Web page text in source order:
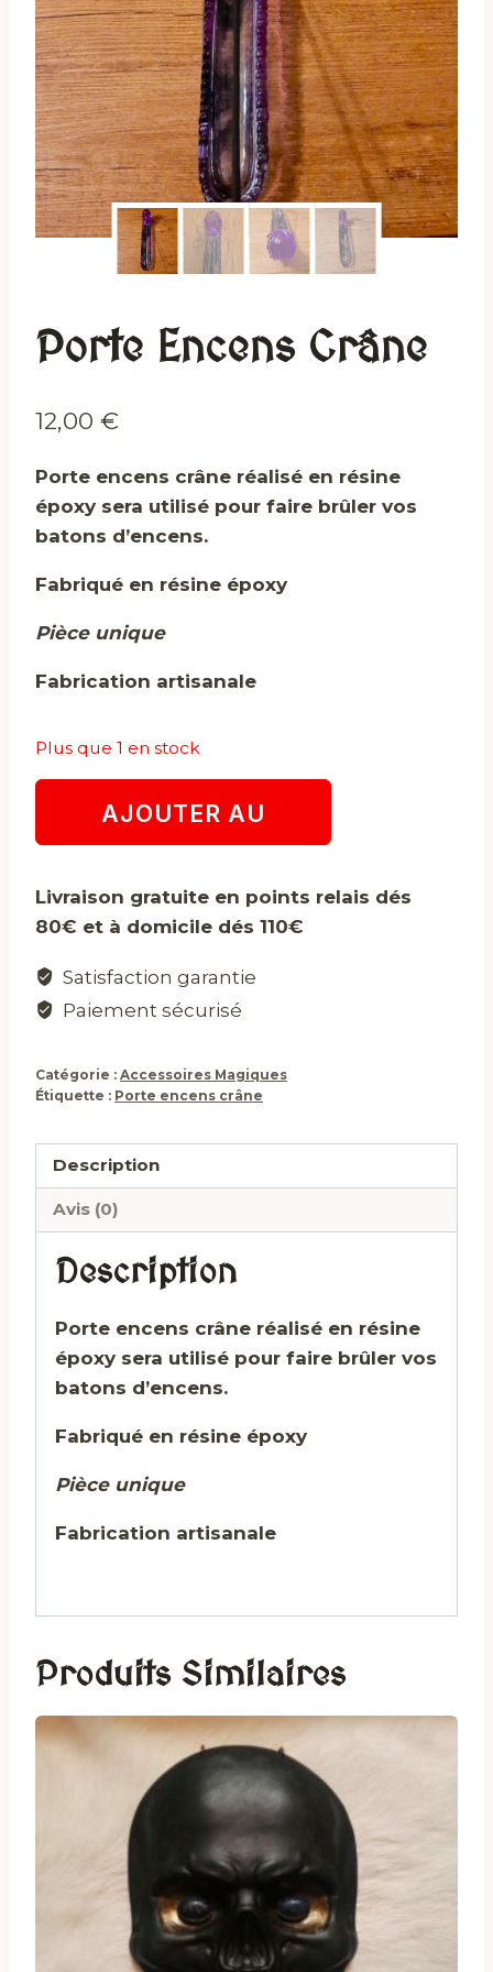
Porte Encens Crâne
12,00 €
Porte encens crâne réalisé en résine
époxy sera utilisé pour faire brûler vos
batons d’encens.
Fabriqué en résine époxy
Pièce unique
Fabrication artisanale
Plus que 1 en stock
quantité
Porte
crâne
AJOUTER AU
Livraison gratuite en points relais dés
80€ et à domicile dés 110€
Satisfaction garantie
Paiement sécurisé
Catégorie : Accessoires Magiques
Étiquette : Porte encens crâne
Description
Avis (0)
Description
Porte encens crâne réalisé en résine
époxy sera utilisé pour faire brûler vos
batons d’encens.
Fabriqué en résine époxy
Pièce unique
Fabrication artisanale
Produits Similaires